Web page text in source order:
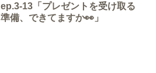
ep.3-13「プレゼントを受け取る
準備、できてますか👀」